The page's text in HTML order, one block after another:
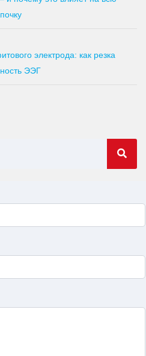
электрода: как резка
ЭЭГ